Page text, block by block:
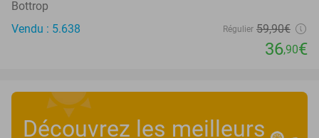
Bottrop
Vendu : 5.638
Régulier 59,90€
36,90€
Découvrez les meilleurs